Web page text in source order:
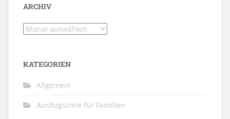
ARCHIV
Archiv
KATEGORIEN
Allgemein
Ausflugsziele für Familien